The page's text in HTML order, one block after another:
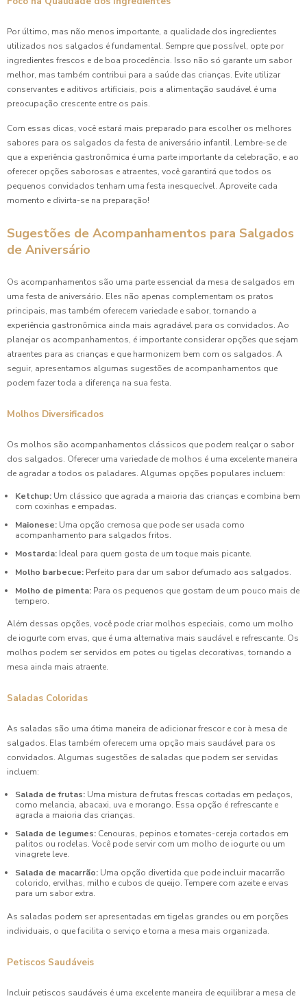
Por último, mas não menos importante, a qualidade dos ingredientes
utilizados nos salgados é fundamental. Sempre que possível, opte por
ingredientes frescos e de boa procedência. Isso não só garante um sabor
melhor, mas também contribui para a saúde das crianças. Evite utilizar
conservantes e aditivos artificiais, pois a alimentação saudável é uma
preocupação crescente entre os pais.
Com essas dicas, você estará mais preparado para escolher os melhores
sabores para os salgados da festa de aniversário infantil. Lembre-se de
que a experiência gastronômica é uma parte importante da celebração, e ao
oferecer opções saborosas e atraentes, você garantirá que todos os
pequenos convidados tenham uma festa inesquecível. Aproveite cada
momento e divirta-se na preparação!
Sugestões de Acompanhamentos para Salgados
de Aniversário
Os acompanhamentos são uma parte essencial da mesa de salgados em
uma festa de aniversário. Eles não apenas complementam os pratos
principais, mas também oferecem variedade e sabor, tornando a
experiência gastronômica ainda mais agradável para os convidados. Ao
planejar os acompanhamentos, é importante considerar opções que sejam
atraentes para as crianças e que harmonizem bem com os salgados. A
seguir, apresentamos algumas sugestões de acompanhamentos que
podem fazer toda a diferença na sua festa.
Molhos Diversificados
Os molhos são acompanhamentos clássicos que podem realçar o sabor
dos salgados. Oferecer uma variedade de molhos é uma excelente maneira
de agradar a todos os paladares. Algumas opções populares incluem:
Ketchup: Um clássico que agrada a maioria das crianças e combina bem
com coxinhas e empadas.
Maionese: Uma opção cremosa que pode ser usada como
acompanhamento para salgados fritos.
Mostarda: Ideal para quem gosta de um toque mais picante.
Molho barbecue: Perfeito para dar um sabor defumado aos salgados.
Molho de pimenta: Para os pequenos que gostam de um pouco mais de
tempero.
Além dessas opções, você pode criar molhos especiais, como um molho
de iogurte com ervas, que é uma alternativa mais saudável e refrescante. Os
molhos podem ser servidos em potes ou tigelas decorativas, tornando a
mesa ainda mais atraente.
Saladas Coloridas
As saladas são uma ótima maneira de adicionar frescor e cor à mesa de
salgados. Elas também oferecem uma opção mais saudável para os
convidados. Algumas sugestões de saladas que podem ser servidas
incluem:
Salada de frutas: Uma mistura de frutas frescas cortadas em pedaços,
como melancia, abacaxi, uva e morango. Essa opção é refrescante e
agrada a maioria das crianças.
Salada de legumes: Cenouras, pepinos e tomates-cereja cortados em
palitos ou rodelas. Você pode servir com um molho de iogurte ou um
vinagrete leve.
Salada de macarrão: Uma opção divertida que pode incluir macarrão
colorido, ervilhas, milho e cubos de queijo. Tempere com azeite e ervas
para um sabor extra.
As saladas podem ser apresentadas em tigelas grandes ou em porções
individuais, o que facilita o serviço e torna a mesa mais organizada.
Petiscos Saudáveis
Incluir petiscos saudáveis é uma excelente maneira de equilibrar a mesa de